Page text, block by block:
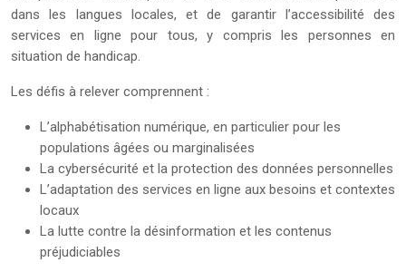
dans les langues locales, et de garantir l’accessibilité des
services en ligne pour tous, y compris les personnes en
situation de handicap.
Les défis à relever comprennent :
L’alphabétisation numérique, en particulier pour les
populations âgées ou marginalisées
La cybersécurité et la protection des données personnelles
L’adaptation des services en ligne aux besoins et contextes
locaux
La lutte contre la désinformation et les contenus
préjudiciables